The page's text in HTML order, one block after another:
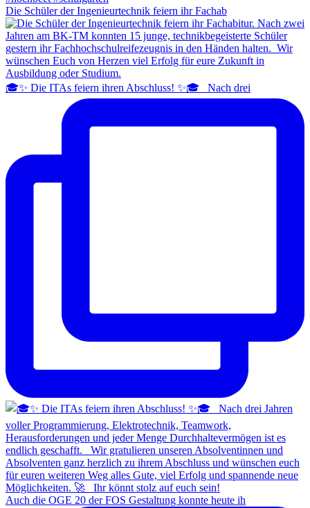
Die Schüler der Ingenieurtechnik feiern ihr Fachab
🎓✨ Die ITAs feiern ihren Abschluss! ✨🎓 Nach drei
Auch die OGE 20 der FOS Gestaltung konnte heute ih